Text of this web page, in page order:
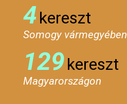
4kereszt
Somogy vármegyében
129kereszt
Magyarországon